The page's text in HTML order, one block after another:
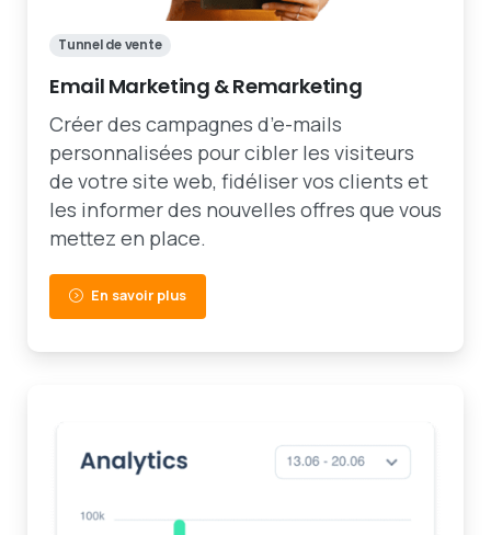
Tunnel de vente
Email Marketing & Remarketing
Créer des campagnes d’e-mails
personnalisées pour cibler les visiteurs
de votre site web, fidéliser vos clients et
les informer des nouvelles offres que vous
mettez en place.
En savoir plus